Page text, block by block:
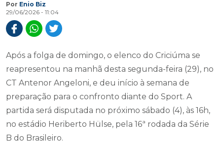
Por Enio Biz
29/06/2026 - 11:04
Após a folga de domingo, o elenco do Criciúma se
reapresentou na manhã desta segunda-feira (29), no
CT Antenor Angeloni, e deu início à semana de
preparação para o confronto diante do Sport. A
partida será disputada no próximo sábado (4), às 16h,
no estádio Heriberto Hülse, pela 16ª rodada da Série
B do Brasileiro.